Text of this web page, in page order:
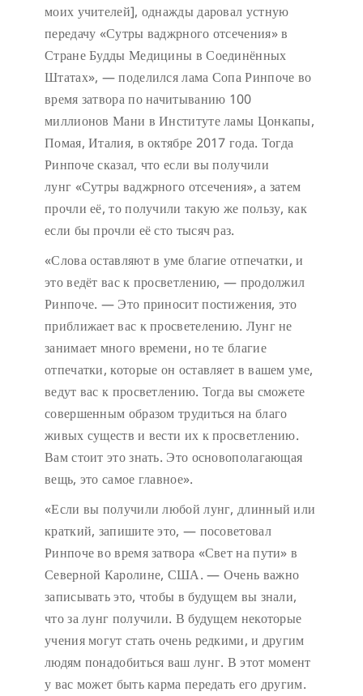
моих учителей], однажды даровал устную
передачу «Сутры ваджрного отсечения» в
Стране Будды Медицины в Соединённых
Штатах», — поделился лама Сопа Ринпоче во
время затвора по начитыванию 100
миллионов Мани в Институте ламы Цонкапы,
Помая, Италия, в октябре 2017 года. Тогда
Ринпоче сказал, что если вы получили
лунг «Сутры ваджрного отсечения», а затем
прочли её, то получили такую же пользу, как
если бы прочли её сто тысяч раз.
«Слова оставляют в уме благие отпечатки, и
это ведёт вас к просветлению, — продолжил
Ринпоче. — Это приносит постижения, это
приближает вас к просветелению. Лунг не
занимает много времени, но те благие
отпечатки, которые он оставляет в вашем уме,
ведут вас к просветлению. Тогда вы сможете
совершенным образом трудиться на благо
живых существ и вести их к просветлению.
Вам стоит это знать. Это основополагающая
вещь, это самое главное».
«Если вы получили любой лунг, длинный или
краткий, запишите это, — посоветовал
Ринпоче во время затвора «Свет на пути» в
Северной Каролине, США. — Очень важно
записывать это, чтобы в будущем вы знали,
что за лунг получили. В будущем некоторые
учения могут стать очень редкими, и другим
людям понадобиться ваш лунг. В этот момент
у вас может быть карма передать его другим.